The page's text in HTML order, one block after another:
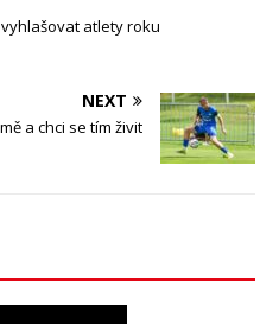
atlety roku
NEXT
a chci se tím živit